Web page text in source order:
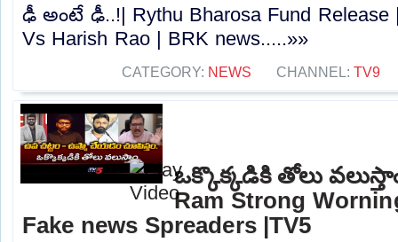
ఢీ అంటే ఢీ..!| Rythu Bharosa Fund Release
Vs Harish Rao | BRK news.....»»
CATEGORY: NEWS CHANNEL: TV9
ఒక్కొక్కడికి తోలు
Ram Strong
Fake news Spreaders |TV5